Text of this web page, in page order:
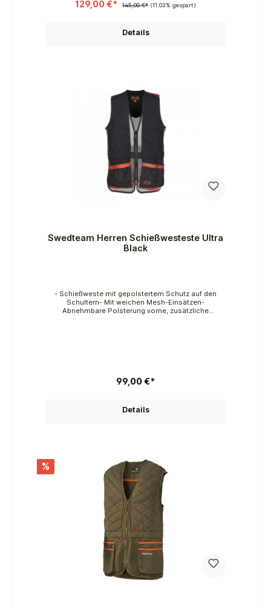
129,00 €* 145,00 €* (11.03% gespart)
Details
Swedteam Herren Schießwesteste Ultra
Black
- Schießweste mit gepolstertem Schutz auf den
Schultern- Mit weichen Mesh-Einsätzen-
Abnehmbare Polsterung vorne, zusätzliche
99,00 €*
Details
%